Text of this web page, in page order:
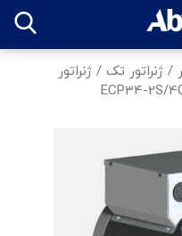
/ ژنراتور تک / ژنراتور